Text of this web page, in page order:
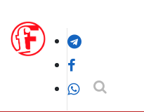
содержимомуTelegram
Facebook
WhatsApp